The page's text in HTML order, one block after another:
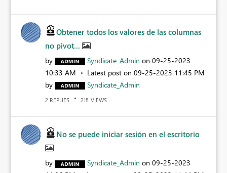
Obtener todos los valores de las columnas
no pivot...
by Syndicate_Admin on ‎09-25-2023
10:33 AM
Latest post on ‎09-25-2023 11:45 PM
by
Syndicate_Admin
2 REPLIES 218 VIEWS
No se puede iniciar sesión en el escritorio
by Syndicate_Admin on ‎09-25-2023